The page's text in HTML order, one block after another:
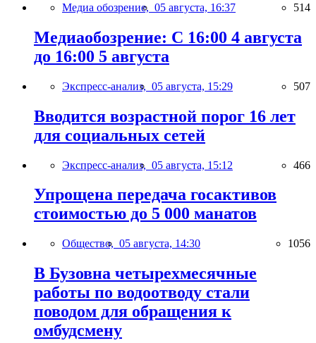
Медиа обозрение, 05 августа, 16:37 514
Медиаобозрение: С 16:00 4 августа
до 16:00 5 августа
Экспресс-анализ, 05 августа, 15:29 507
Вводится возрастной порог 16 лет
для социальных сетей
Экспресс-анализ, 05 августа, 15:12 466
Упрощена передача госактивов
стоимостью до 5 000 манатов
Общество, 05 августа, 14:30 1056
В Бузовна четырехмесячные
работы по водоотводу стали
поводом для обращения к
омбудсмену